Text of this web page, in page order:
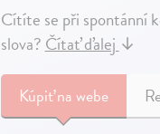
Cítíte se při spontánní
slova?Čítať ďalej↓
Kúpiťna webe